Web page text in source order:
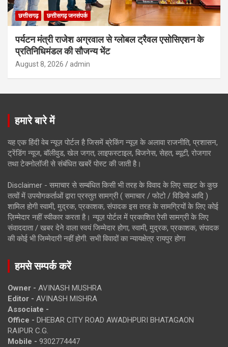
छत्तीसगढ़ छत्तीसगढ़ जनसंपर्क
पर्यटन मंत्री राजेश अग्रवाल से ग्लोबल ट्रैवल एसोसिएशन के
प्रतिनिधिमंडल की सौजन्य भेंट
August 8, 2026 admin
हमारे बारे में
यह एक हिंदी वेब न्यूज़ पोर्टल है जिसमें ब्रेकिंग न्यूज़ के अलावा राजनीति, प्रशासन,
ट्रेंडिंग न्यूज, बॉलीवुड, खेल जगत, लाइफस्टाइल, बिजनेस, सेहत, ब्यूटी, रोजगार
तथा टेक्नोलॉजी से संबंधित खबरें पोस्ट की जाती है।
Disclaimer - समाचार से सम्बंधित किसी भी तरह के विवाद के लिए साइट के कुछ
तत्वों में उपयोगकर्ताओं द्वारा प्रस्तुत सामग्री ( समाचार / फोटो / विडियो आदि )
शामिल होगी स्वामी, मुद्रक, प्रकाशक, संपादक इस तरह के सामग्रियों के लिए कोई
ज़िम्मेदार नहीं स्वीकार करता है। न्यूज़ पोर्टल में प्रकाशित ऐसी सामग्री के लिए
संवाददाता / खबर देने वाला स्वयं जिम्मेदार होगा, स्वामी, मुद्रक, प्रकाशक, संपादक
की कोई भी जिम्मेदारी नहीं होगी. सभी विवादों का न्यायक्षेत्र रायपुर होगा
हमसे सम्पर्क करें
Owner - AVINASH MUSHRA
Editor - AVINASH MISHRA
Associate -
Office - DHEBAR CITY ROAD AWADHPURI BHATAGAON
RAIPUR C.G.
Mobile - 9302774447